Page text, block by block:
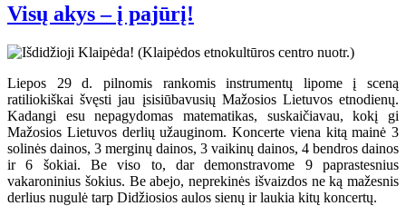
Visų akys – į pajūrį!
Liepos 29 d. pilnomis rankomis instrumentų lipome į sceną
ratiliokiškai švęsti jau įsisiūbavusių Mažosios Lietuvos etnodienų.
Kadangi esu nepagydomas matematikas, suskaičiavau, kokį gi
Mažosios Lietuvos derlių užauginom. Koncerte viena kitą mainė 3
solinės dainos, 3 merginų dainos, 3 vaikinų dainos, 4 bendros dainos
ir 6 šokiai. Be viso to, dar demonstravome 9 paprastesnius
vakaroninius šokius. Be abejo, neprekinės išvaizdos ne ką mažesnis
derlius nugulė tarp Didžiosios aulos sienų ir laukia kitų koncertų.